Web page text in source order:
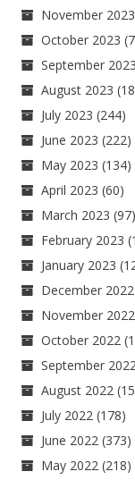
November 2023
October 2023
September 2023
August 2023
July 2023 (244)
June 2023 (222)
May 2023 (134)
April 2023 (60)
March 2023 (97)
February 2023
January 2023
December 2022
November 2022
October 2022
September
August 2022
July 2022 (178)
June 2022 (373)
May 2022 (218)